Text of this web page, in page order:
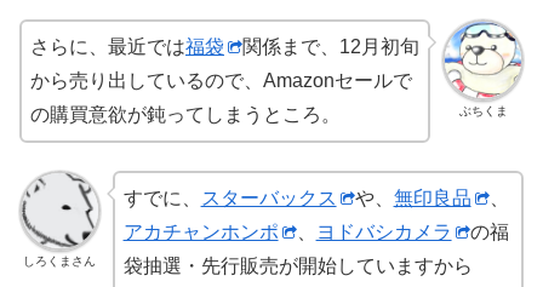
ぶちくま
さらに、最近では福袋
関係まで、12月初旬
から売り出しているので、Amazonセールで
の購買意欲が鈍ってしまうところ。
しろくまさん
すでに、 スターバックス や、 無印良品
、
アカチャンホンポ
、 ヨドバシカメラ
の福
袋抽選・先行販売が開始していますから